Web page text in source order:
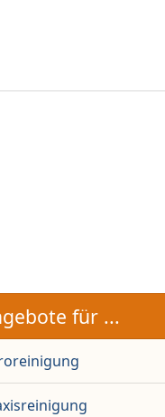
für ...